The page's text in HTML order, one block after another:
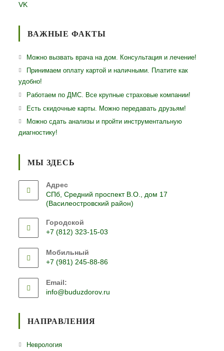
VK
ВАЖНЫЕ ФАКТЫ
Можно вызвать врача на дом. Консультация и лечение!
Принимаем оплату картой и наличными. Платите как
удобно!
Работаем по ДМС. Все крупные страховые компании!
Есть скидочные карты. Можно передавать друзьям!
Можно сдать анализы и пройти инструментальную
диагностику!
МЫ ЗДЕСЬ
Адрес
СПб, Средний проспект В.О., дом 17
(Василеостровский район)
Городской
+7 (812) 323-15-03
в
вашем
Мобильный
+7 (981) 245-88-86
в
вашем
Email:
info@buduzdorov.ru
НАПРАВЛЕНИЯ
НеврологияОткроется